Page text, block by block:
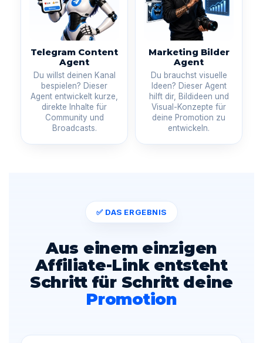
Telegram Content
Agent
Du willst deinen Kanal
bespielen? Dieser
Agent entwickelt kurze,
direkte Inhalte für
Community und
Broadcasts.
Marketing Bilder
Agent
Du brauchst visuelle
Ideen? Dieser Agent
hilft dir, Bildideen und
Visual-Konzepte für
deine Promotion zu
entwickeln.
✅ DAS ERGEBNIS
Aus einem einzigen
Affiliate-Link entsteht
Schritt für Schritt deine
Promotion